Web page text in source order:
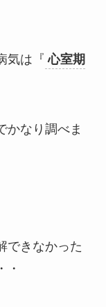
気は『 心室期
かなり調べま
できなかった
・